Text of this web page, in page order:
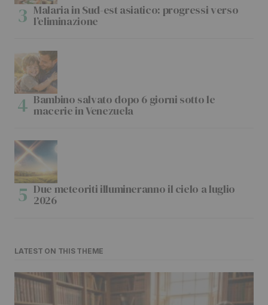
Malaria in Sud-est asiatico: progressi verso
l’eliminazione
Bambino salvato dopo 6 giorni sotto le
macerie in Venezuela
Due meteoriti illumineranno il cielo a luglio
2026
LATEST ON THIS THEME